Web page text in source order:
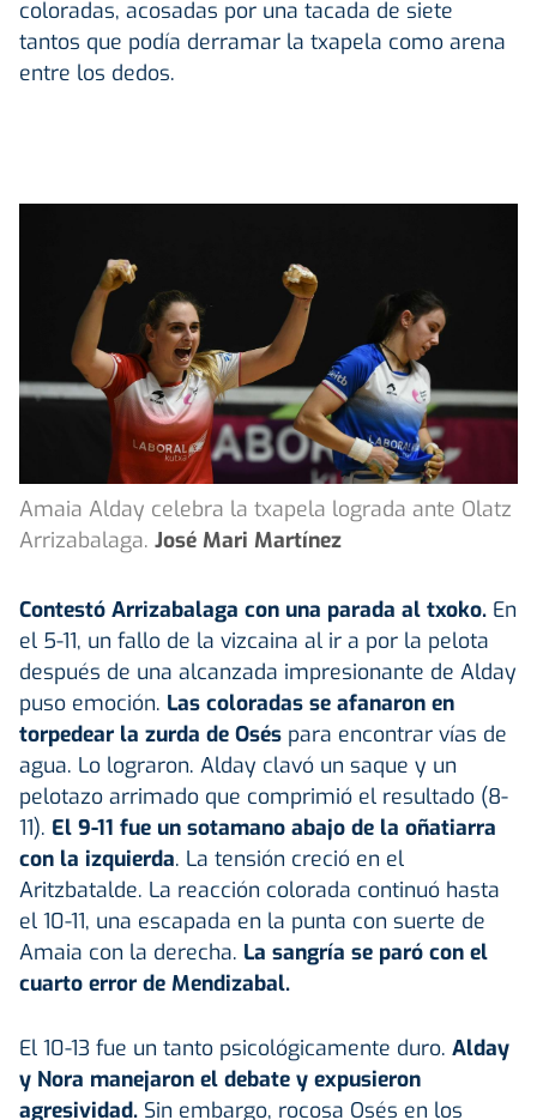
coloradas, acosadas por una tacada de siete
tantos que podía derramar la txapela como arena
entre los dedos.
Amaia Alday celebra la txapela lograda ante Olatz
Arrizabalaga. José Mari Martínez
Contestó Arrizabalaga con una parada al txoko. En
el 5-11, un fallo de la vizcaina al ir a por la pelota
después de una alcanzada impresionante de Alday
puso emoción. Las coloradas se afanaron en
torpedear la zurda de Osés para encontrar vías de
agua. Lo lograron. Alday clavó un saque y un
pelotazo arrimado que comprimió el resultado (8-
11). El 9-11 fue un sotamano abajo de la oñatiarra
con la izquierda. La tensión creció en el
Aritzbatalde. La reacción colorada continuó hasta
el 10-11, una escapada en la punta con suerte de
Amaia con la derecha. La sangría se paró con el
cuarto error de Mendizabal.
El 10-13 fue un tanto psicológicamente duro. Alday
y Nora manejaron el debate y expusieron
agresividad. Sin embargo, rocosa Osés en los